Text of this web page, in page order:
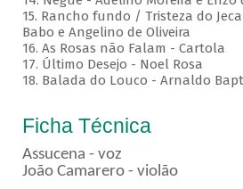
15. Rancho fundo / Tristeza do
Babo e Angelino de Oliveira
16. As Rosas não Falam - Cartola
17. Último Desejo - Noel Rosa
18. Balada do Louco - Arnaldo
Ficha Técnica
Assucena - voz
João Camarero - violão